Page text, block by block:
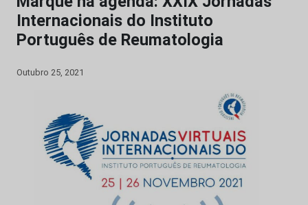
Internacionais do Instituto
Português de Reumatologia
Outubro 25, 2021